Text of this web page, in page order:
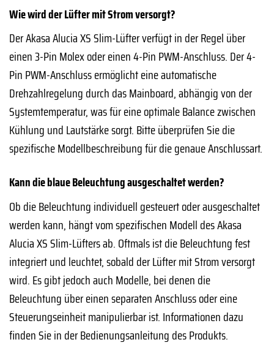
Wie wird der Lüfter mit Strom versorgt?
Der Akasa Alucia XS Slim-Lüfter verfügt in der Regel über
einen 3-Pin Molex oder einen 4-Pin PWM-Anschluss. Der 4-
Pin PWM-Anschluss ermöglicht eine automatische
Drehzahlregelung durch das Mainboard, abhängig von der
Systemtemperatur, was für eine optimale Balance zwischen
Kühlung und Lautstärke sorgt. Bitte überprüfen Sie die
spezifische Modellbeschreibung für die genaue Anschlussart.
Kann die blaue Beleuchtung ausgeschaltet werden?
Ob die Beleuchtung individuell gesteuert oder ausgeschaltet
werden kann, hängt vom spezifischen Modell des Akasa
Alucia XS Slim-Lüfters ab. Oftmals ist die Beleuchtung fest
integriert und leuchtet, sobald der Lüfter mit Strom versorgt
wird. Es gibt jedoch auch Modelle, bei denen die
Beleuchtung über einen separaten Anschluss oder eine
Steuerungseinheit manipulierbar ist. Informationen dazu
finden Sie in der Bedienungsanleitung des Produkts.